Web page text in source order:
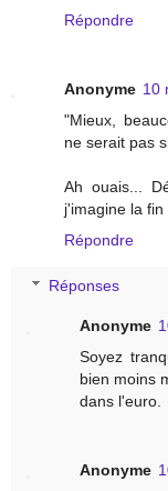
Répondre
Anonyme 10
"Mieux,
ne serait pas
Ah ouais...
j'imagine la fin
Répondre
Réponses
Anonyme
Soyez
bien moins
dans l'euro.
Anonyme